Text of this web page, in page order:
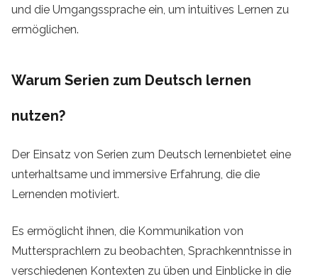
und die Umgangssprache ein, um intuitives Lernen zu
ermöglichen.
Warum Serien zum Deutsch lernen
nutzen?
Der Einsatz von Serien zum Deutsch lernenbietet eine
unterhaltsame und immersive Erfahrung, die die
Lernenden motiviert.
Es ermöglicht ihnen, die Kommunikation von
Muttersprachlern zu beobachten, Sprachkenntnisse in
verschiedenen Kontexten zu üben und Einblicke in die